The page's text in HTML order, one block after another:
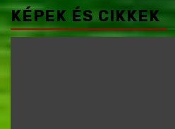
KÉPEK ÉS CIKKEK